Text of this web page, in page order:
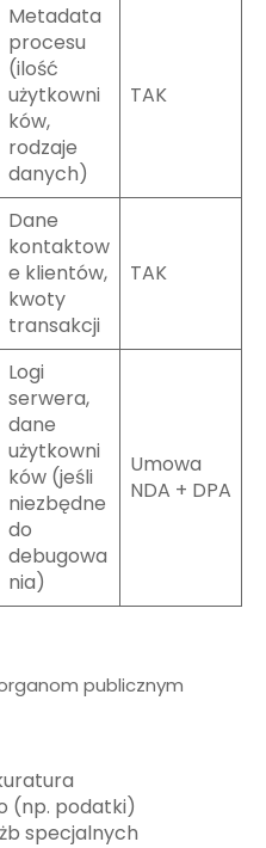
Metadata
procesu
(ilość
użytkowni
ków,
rodzaje
danych)
TAK
Dane
kontaktow
e klientów,
kwoty
transakcji
TAK
Logi
serwera,
dane
użytkowni
ków (jeśli
niezbędne
do
debugowa
nia)
Umowa
NDA + DPA
publicznym
(np. podatki)
specjalnych